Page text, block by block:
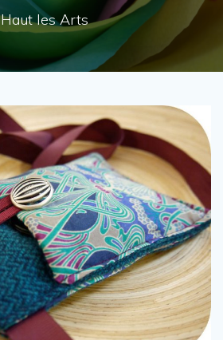
Haut les Arts